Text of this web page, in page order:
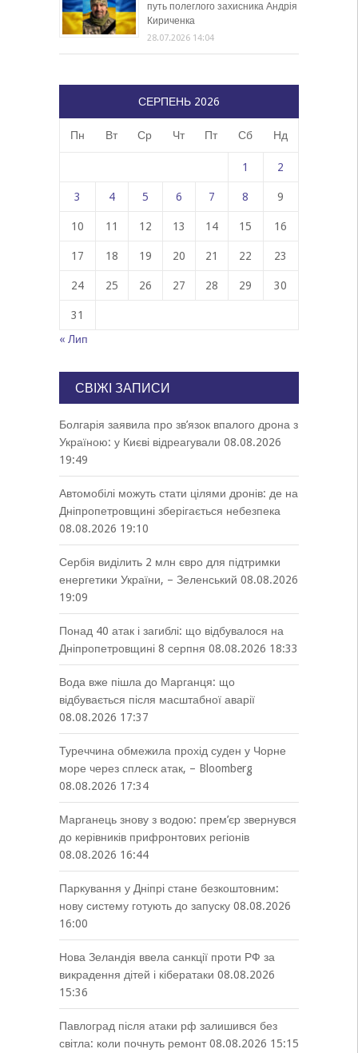
путь полеглого захисника Андрія
Кириченка
28.07.2026 14:04
СЕРПЕНЬ 2026
Пн Вт Ср Чт Пт Сб Нд
1 2
3 4 5 6 7 8 9
10 11 12 13 14 15 16
17 18 19 20 21 22 23
24 25 26 27 28 29 30
31
« Лип
СВІЖІ ЗАПИСИ
Болгарія заявила про зв’язок впалого дрона з
Україною: у Києві відреагували 08.08.2026
19:49
Автомобілі можуть стати цілями дронів: де на
Дніпропетровщині зберігається небезпека
08.08.2026 19:10
Сербія виділить 2 млн євро для підтримки
енергетики України, – Зеленський 08.08.2026
19:09
Понад 40 атак і загиблі: що відбувалося на
Дніпропетровщині 8 серпня 08.08.2026 18:33
Вода вже пішла до Марганця: що
відбувається після масштабної аварії
08.08.2026 17:37
Туреччина обмежила прохід суден у Чорне
море через сплеск атак, – Bloomberg
08.08.2026 17:34
Марганець знову з водою: прем’єр звернувся
до керівників прифронтових регіонів
08.08.2026 16:44
Паркування у Дніпрі стане безкоштовним:
нову систему готують до запуску 08.08.2026
16:00
Нова Зеландія ввела санкції проти РФ за
викрадення дітей і кібератаки 08.08.2026
15:36
Павлоград після атаки рф залишився без
світла: коли почнуть ремонт 08.08.2026 15:15